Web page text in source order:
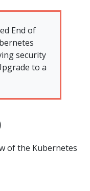
End of
security
to a
of the Kubernetes